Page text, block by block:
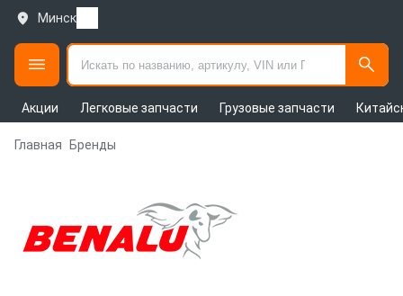
Минск
Акции Легковые запчасти Грузовые запчасти
Главная Бренды